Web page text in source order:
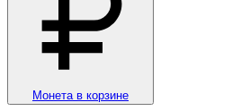
Монета в корзине